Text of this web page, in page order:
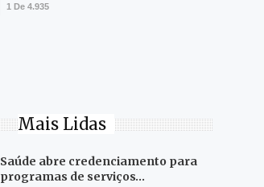
1 De 4.935
Mais Lidas
Saúde abre credenciamento para
programas de serviços…